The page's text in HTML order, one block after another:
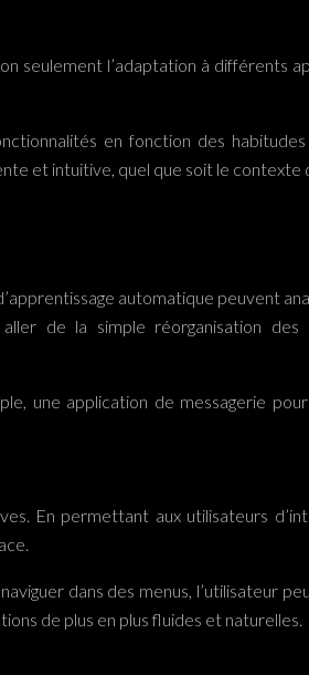
seulement l’adaptation à différents
en fonction des
et intuitive, quel que soit le contexte
automatique peuvent
de la simple réorganisation
une application de messagerie
En permettant aux utilisateurs
dans des menus, l’utilisateur
de plus en plus fluides et naturelles.